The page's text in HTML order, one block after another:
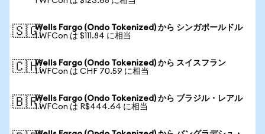
🇸🇬Wells Fargo (Ondo Tokenized) から シンガポールドル
1 WFCon は $111.84 に相当
🇨🇭Wells Fargo (Ondo Tokenized) から スイスフラン
1 WFCon は CHF 70.59 に相当
🇧🇷Wells Fargo (Ondo Tokenized) から ブラジル・レアル
1 WFCon は R$444.64 に相当